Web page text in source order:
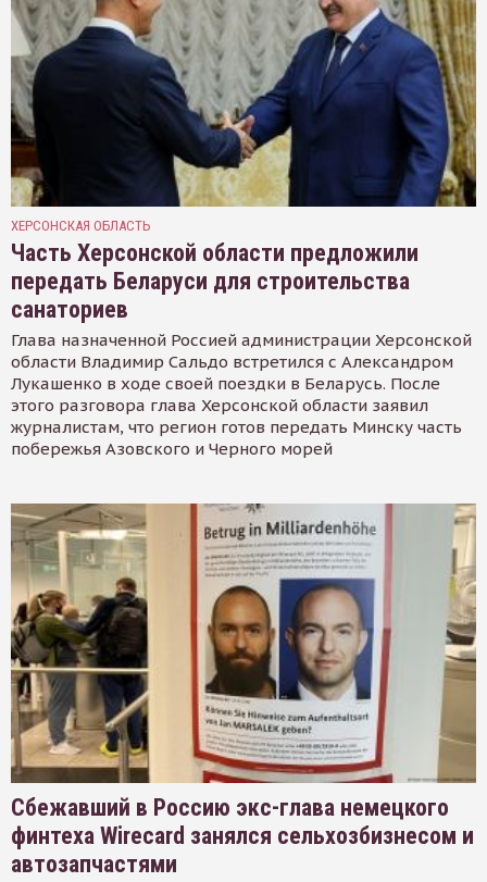
ХЕРСОНСКАЯ ОБЛАСТЬ
Часть Херсонской области предложили
передать Беларуси для строительства
санаториев
Глава назначенной Россией администрации Херсонской
области Владимир Сальдо встретился с Александром
Лукашенко в ходе своей поездки в Беларусь. После
этого разговора глава Херсонской области заявил
журналистам, что регион готов передать Минску часть
побережья Азовского и Черного морей
Сбежавший в Россию экс-глава немецкого
финтеха Wirecard занялся сельхозбизнесом и
автозапчастями